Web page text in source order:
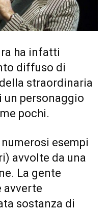
ha infatti
diffuso di
straordinaria
personaggio
pochi.
esempi
avvolte da una
La gente
avverte
sostanza di